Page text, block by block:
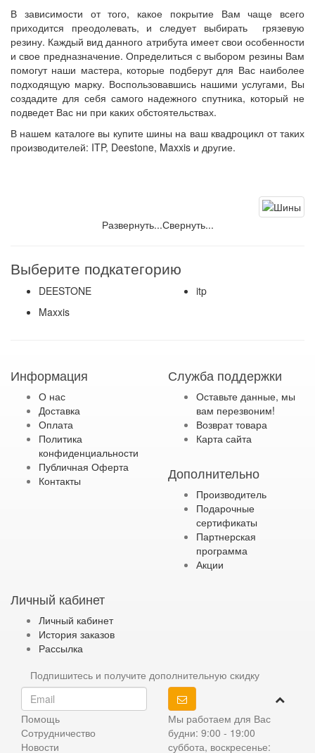
В зависимости от того, какое покрытие Вам чаще всего
приходится преодолевать, и следует выбирать грязевую
резину. Каждый вид данного атрибута имеет свои особенности
и свое предназначение. Определиться с выбором резины Вам
помогут наши мастера, которые подберут для Вас наиболее
подходящую марку. Воспользовавшись нашими услугами, Вы
создадите для себя самого надежного спутника, который не
подведет Вас ни при каких обстоятельствах.
В нашем каталоге вы купите шины на ваш квадроцикл от таких
производителей: ITP, Deestone, Maxxis и другие.
Развернуть...Свернуть...
Выберите подкатегорию
DEESTONE
itp
Maxxis
Информация
О нас
Доставка
Оплата
Политика
конфиденциальности
Публичная Оферта
Контакты
Служба поддержки
Оставьте данные, мы
вам перезвоним!
Возврат товара
Карта сайта
Дополнительно
Производитель
Подарочные
сертификаты
Партнерская
программа
Акции
Личный кабинет
Личный кабинет
История заказов
Рассылка
Подпишитесь и получите дополнительную скидку
Помощь
Сотрудничество
Новости
Мы работаем для Вас
будни: 9:00 - 19:00
суббота, воскресенье: